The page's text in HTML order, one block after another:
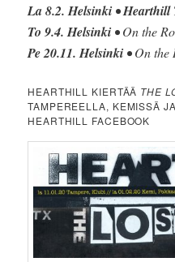
La 8.2. Helsinki •Hearthill
To 9.4. Helsinki • On the
Pe 20.11. Helsinki • On the
HEARTHILL KIERTÄÄ THE
TAMPEREELLA, KEMISSÄ
HEARTHILL FACEBOOK